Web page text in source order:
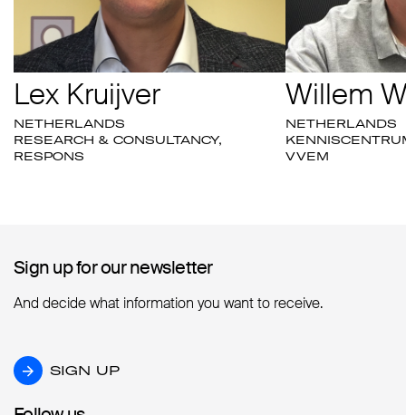
Lex Kruijver
NETHERLANDS
RESEARCH & CONSULTANCY,
RESPONS
Willem
NETHERLANDS
VVEM
Sign up for our newsletter
Sign up for our newsletter
And decide what information you want to receive.
SIGN UP
SIGN UP